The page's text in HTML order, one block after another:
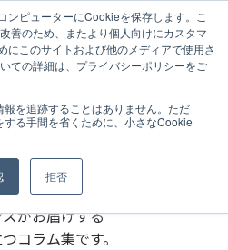
ンピューターにCookieを保存します。こ
善のため、またより個人向けにカスタマ
にこのサイトおよび他のメディアで使用さ
ての詳細は、プライバシーポリシーをご
を追跡することはありません。ただ
る手間を省くために、小さなCookie
拒否
MENU
リエイティブコラム>制作物
ーを！
がお届けする
コラム集です。